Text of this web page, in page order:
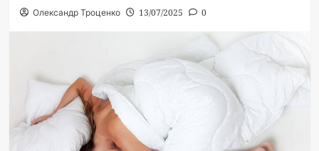
Олександр Троценко 13/07/2025 0